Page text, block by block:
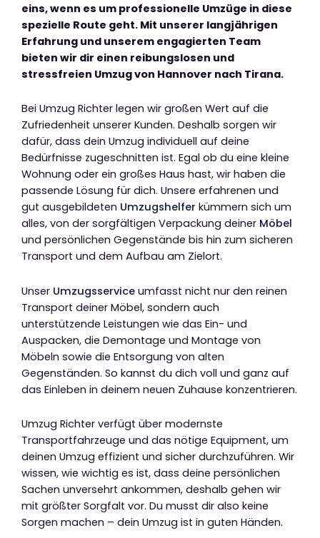
eins, wenn es um professionelle Umzüge in diese
spezielle Route geht. Mit unserer langjährigen
Erfahrung und unserem engagierten Team
bieten wir dir einen reibungslosen und
stressfreien Umzug von Hannover nach Tirana.
Bei Umzug Richter legen wir großen Wert auf die
Zufriedenheit unserer Kunden. Deshalb sorgen wir
dafür, dass dein Umzug individuell auf deine
Bedürfnisse zugeschnitten ist. Egal ob du eine kleine
Wohnung oder ein großes Haus hast, wir haben die
passende Lösung für dich. Unsere erfahrenen und
gut ausgebildeten Umzugshelfer kümmern sich um
alles, von der sorgfältigen Verpackung deiner Möbel
und persönlichen Gegenstände bis hin zum sicheren
Transport und dem Aufbau am Zielort.
Unser Umzugsservice umfasst nicht nur den reinen
Transport deiner Möbel, sondern auch
unterstützende Leistungen wie das Ein- und
Auspacken, die Demontage und Montage von
Möbeln sowie die Entsorgung von alten
Gegenständen. So kannst du dich voll und ganz auf
das Einleben in deinem neuen Zuhause konzentrieren.
Umzug Richter verfügt über modernste
Transportfahrzeuge und das nötige Equipment, um
deinen Umzug effizient und sicher durchzuführen. Wir
wissen, wie wichtig es ist, dass deine persönlichen
Sachen unversehrt ankommen, deshalb gehen wir
mit größter Sorgfalt vor. Du musst dir also keine
Sorgen machen – dein Umzug ist in guten Händen.